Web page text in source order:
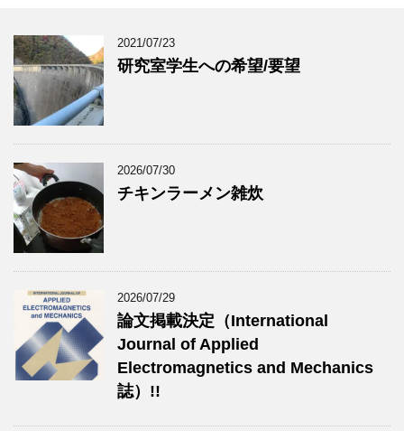
2021/07/23
研究室学生への希望/要望
2026/07/30
チキンラーメン雑炊
2026/07/29
論文掲載決定（International
Journal of Applied
Electromagnetics and Mechanics
誌）!!